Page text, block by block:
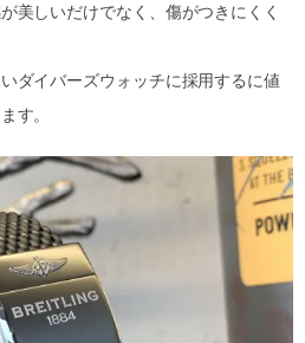
美しいだけでなく、傷がつきにくく
ダイバーズウォッチに採用するに値
す。